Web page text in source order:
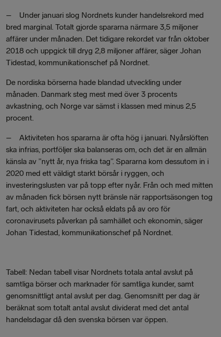
– Under januari slog Nordnets kunder handelsrekord med
bred marginal. Totalt gjorde spararna närmare 3,5 miljoner
affärer under månaden. Det tidigare rekordet var från oktober
2018 och uppgick till dryg 2,8 miljoner affärer, säger Johan
Tidestad, kommunikationschef på Nordnet.
De nordiska börserna hade blandad utveckling under
månaden. Danmark steg mest med över 3 procents
avkastning, och Norge var sämst i klassen med minus 2,5
procent.
– Aktiviteten hos spararna är ofta hög i januari. Nyårslöften
ska infrias, portföljer ska balanseras om, och det är en allmän
känsla av ”nytt år, nya friska tag”. Spararna kom dessutom in i
2020 med ett väldigt starkt börsår i ryggen, och
investeringslusten var på topp efter nyår. Från och med mitten
av månaden fick börsen nytt bränsle när rapportsäsongen tog
fart, och aktiviteten har också eldats på av oro för
coronavirusets påverkan på samhället och ekonomin, säger
Johan Tidestad, kommunikationschef på Nordnet.
Tabell: Nedan tabell visar Nordnets totala antal avslut på
samtliga börser och marknader för samtliga kunder, samt
genomsnittligt antal avslut per dag. Genomsnitt per dag är
beräknat som totalt antal avslut dividerat med det antal
handelsdagar då den svenska börsen var öppen.